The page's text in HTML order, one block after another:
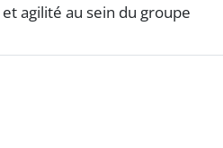
et agilité au sein du groupe